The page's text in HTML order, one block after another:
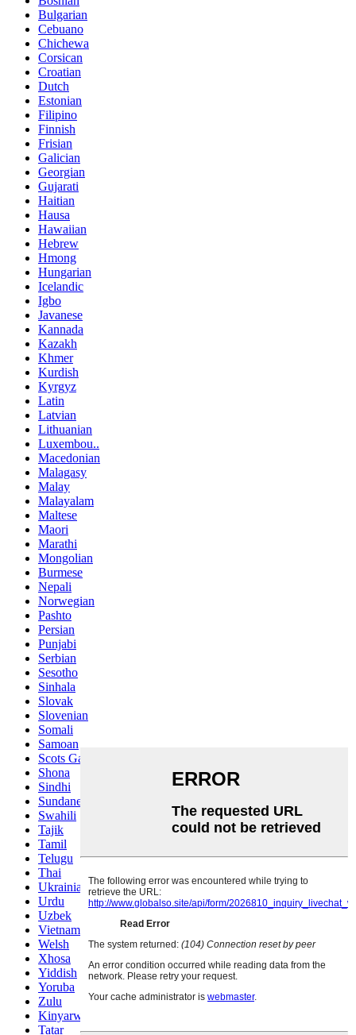
Bulgarian
Cebuano
Chichewa
Corsican
Croatian
Dutch
Estonian
Filipino
Finnish
Frisian
Galician
Georgian
Gujarati
Haitian
Hausa
Hawaiian
Hebrew
Hmong
Hungarian
Icelandic
Igbo
Javanese
Kannada
Kazakh
Khmer
Kurdish
Kyrgyz
Latin
Latvian
Lithuanian
Luxembou..
Macedonian
Malagasy
Malay
Malayalam
Maltese
Maori
Marathi
Mongolian
Burmese
Nepali
Norwegian
Pashto
Persian
Punjabi
Serbian
Sesotho
Sinhala
Slovak
Slovenian
Somali
Samoan
Scots Gaelic
Shona
Sindhi
Sundanese
Swahili
Tajik
Tamil
Telugu
Thai
Ukrainian
Urdu
Uzbek
Vietnamese
Welsh
Xhosa
Yiddish
Yoruba
Zulu
Kinyarwanda
Tatar